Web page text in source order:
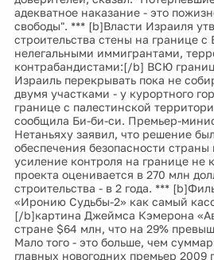
адекватное наказание - это
свободы". *** [b]Власти Израиля
строительства стены на границе с
нелегальными иммигрантами,
контрабандистами:[/b] ВСЮ
Израиль перекрывать пока не
двумя участками - у курортного
границе с палестинской
сообщила Би-би-си. Премьер-
Нетаньяху заявил, что решение
обеспечения безопасности
усиление контроля на границе не
проекта оценивается в 270 млн
строительства - в 2 года. ***
«Иронию Судьбы-2» как самый
[/b]картина Джеймса Кэмерона
стране $64 млн, что на 29%
Мало того - это больше, чем
главных новогодних премьер 2009